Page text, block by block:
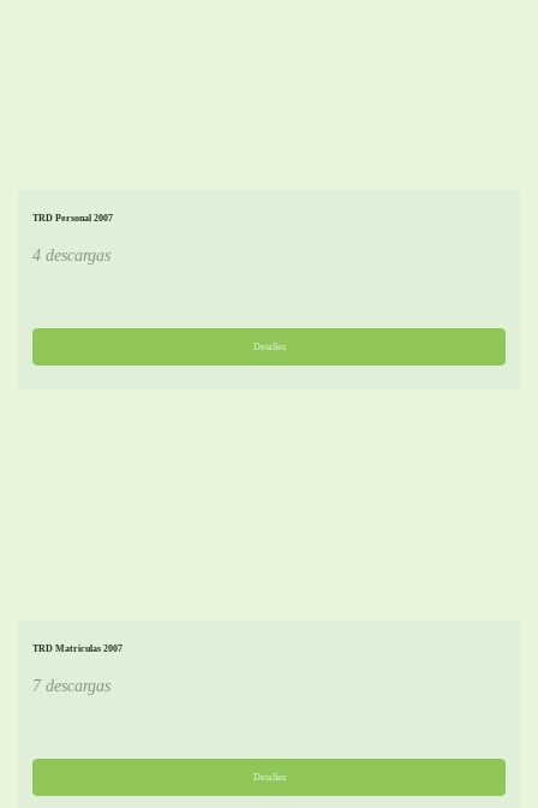
TRD Personal 2007
4 descargas
Detalles
TRD Matriculas 2007
7 descargas
Detalles